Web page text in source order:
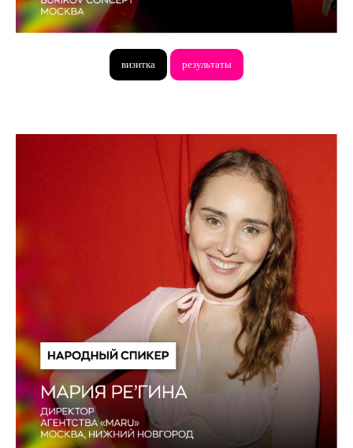
визитка результаты
ПОБЕДИТЕЛЬ ПОЛУЧИТ
НИШТЯКИ
проживание в
отеле
перелёт
трансфер
билет